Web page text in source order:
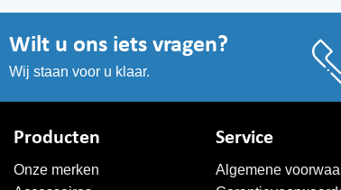
Wilt u ons iets vragen?
Wij staan voor u klaar.
Producten
Onze merken
Service
Algemene